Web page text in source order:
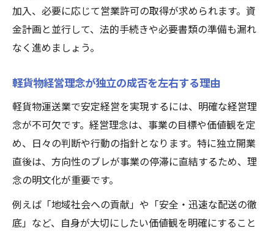
加入、必要に応じて営業許可の取得が求められます。資
金計画と並行して、法的手続きや必要書類の準備も漏れ
なく進めましょう。
軽貨物経営理念が独立の成否を左右する理由
軽貨物運送業で安定経営を実現するには、明確な経営理
念が不可欠です。経営理念は、事業の目標や価値観を定
め、日々の判断や行動の指針となります。特に独立開業
直後は、方向性のブレが事業の停滞に直結するため、理
念の明文化が重要です。
例えば「地域社会への貢献」や「安全・迅速な配送の徹
底」など、自身が大切にしたい価値観を明確にすること